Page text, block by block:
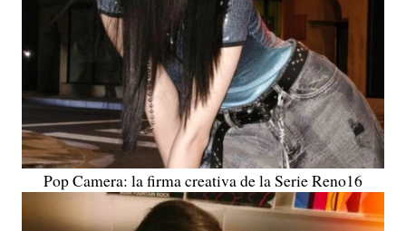
Pop Camera: la firma creativa de la Serie Reno16